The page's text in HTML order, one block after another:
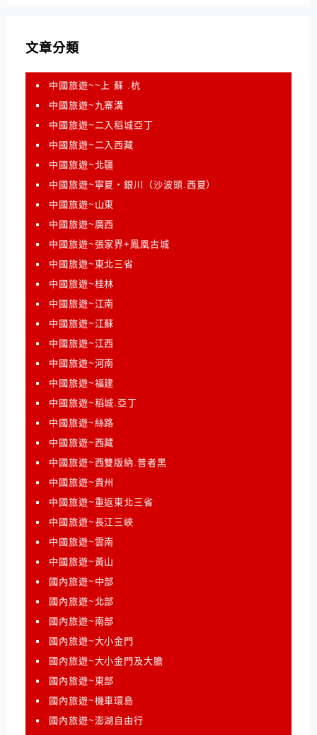
文章分類
中國旅遊~~上 蘇 .杭
中國旅遊~九寨溝
中國旅遊~二入稻城亞丁
中國旅遊~二入西藏
中國旅遊~北疆
中國旅遊~寧夏‧銀川（沙波頭.西夏）
中國旅遊~山東
中國旅遊~廣西
中國旅遊~張家界+鳳凰古城
中國旅遊~東北三省
中國旅遊~桂林
中國旅遊~江南
中國旅遊~江蘇
中國旅遊~江西
中國旅遊~河南
中國旅遊~福建
中國旅遊~稻城.亞丁
中國旅遊~絲路
中國旅遊~西藏
中國旅遊~西雙版納.普者黑
中國旅遊~貴州
中國旅遊~重返東北三省
中國旅遊~長江三峽
中國旅遊~雲南
中國旅遊~黃山
國內旅遊~中部
國內旅遊~北部
國內旅遊~南部
國內旅遊~大小金門
國內旅遊~大小金門及大膽
國內旅遊~東部
國內旅遊~機車環島
國內旅遊~澎湖自由行